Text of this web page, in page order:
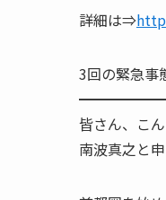
詳細は⇒
3回の緊急事
皆さん、こん
南波真之と申